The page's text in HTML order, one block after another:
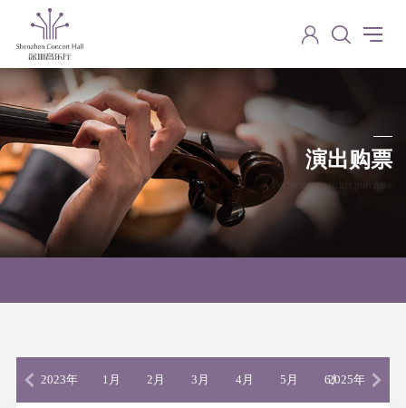
演出购票
Performance ticket purchase
2023年 1月 2月 3月 4月 5月 6月 7月
2025年